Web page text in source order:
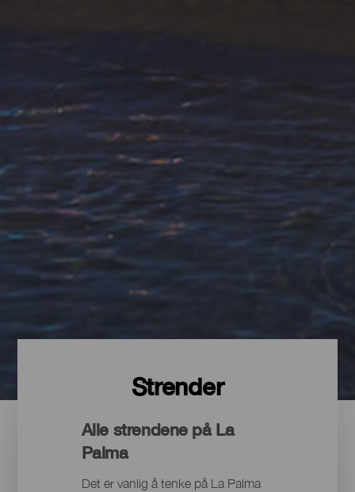
Strender
Alle strendene på La
Palma
Det er vanlig å tenke på La Palma